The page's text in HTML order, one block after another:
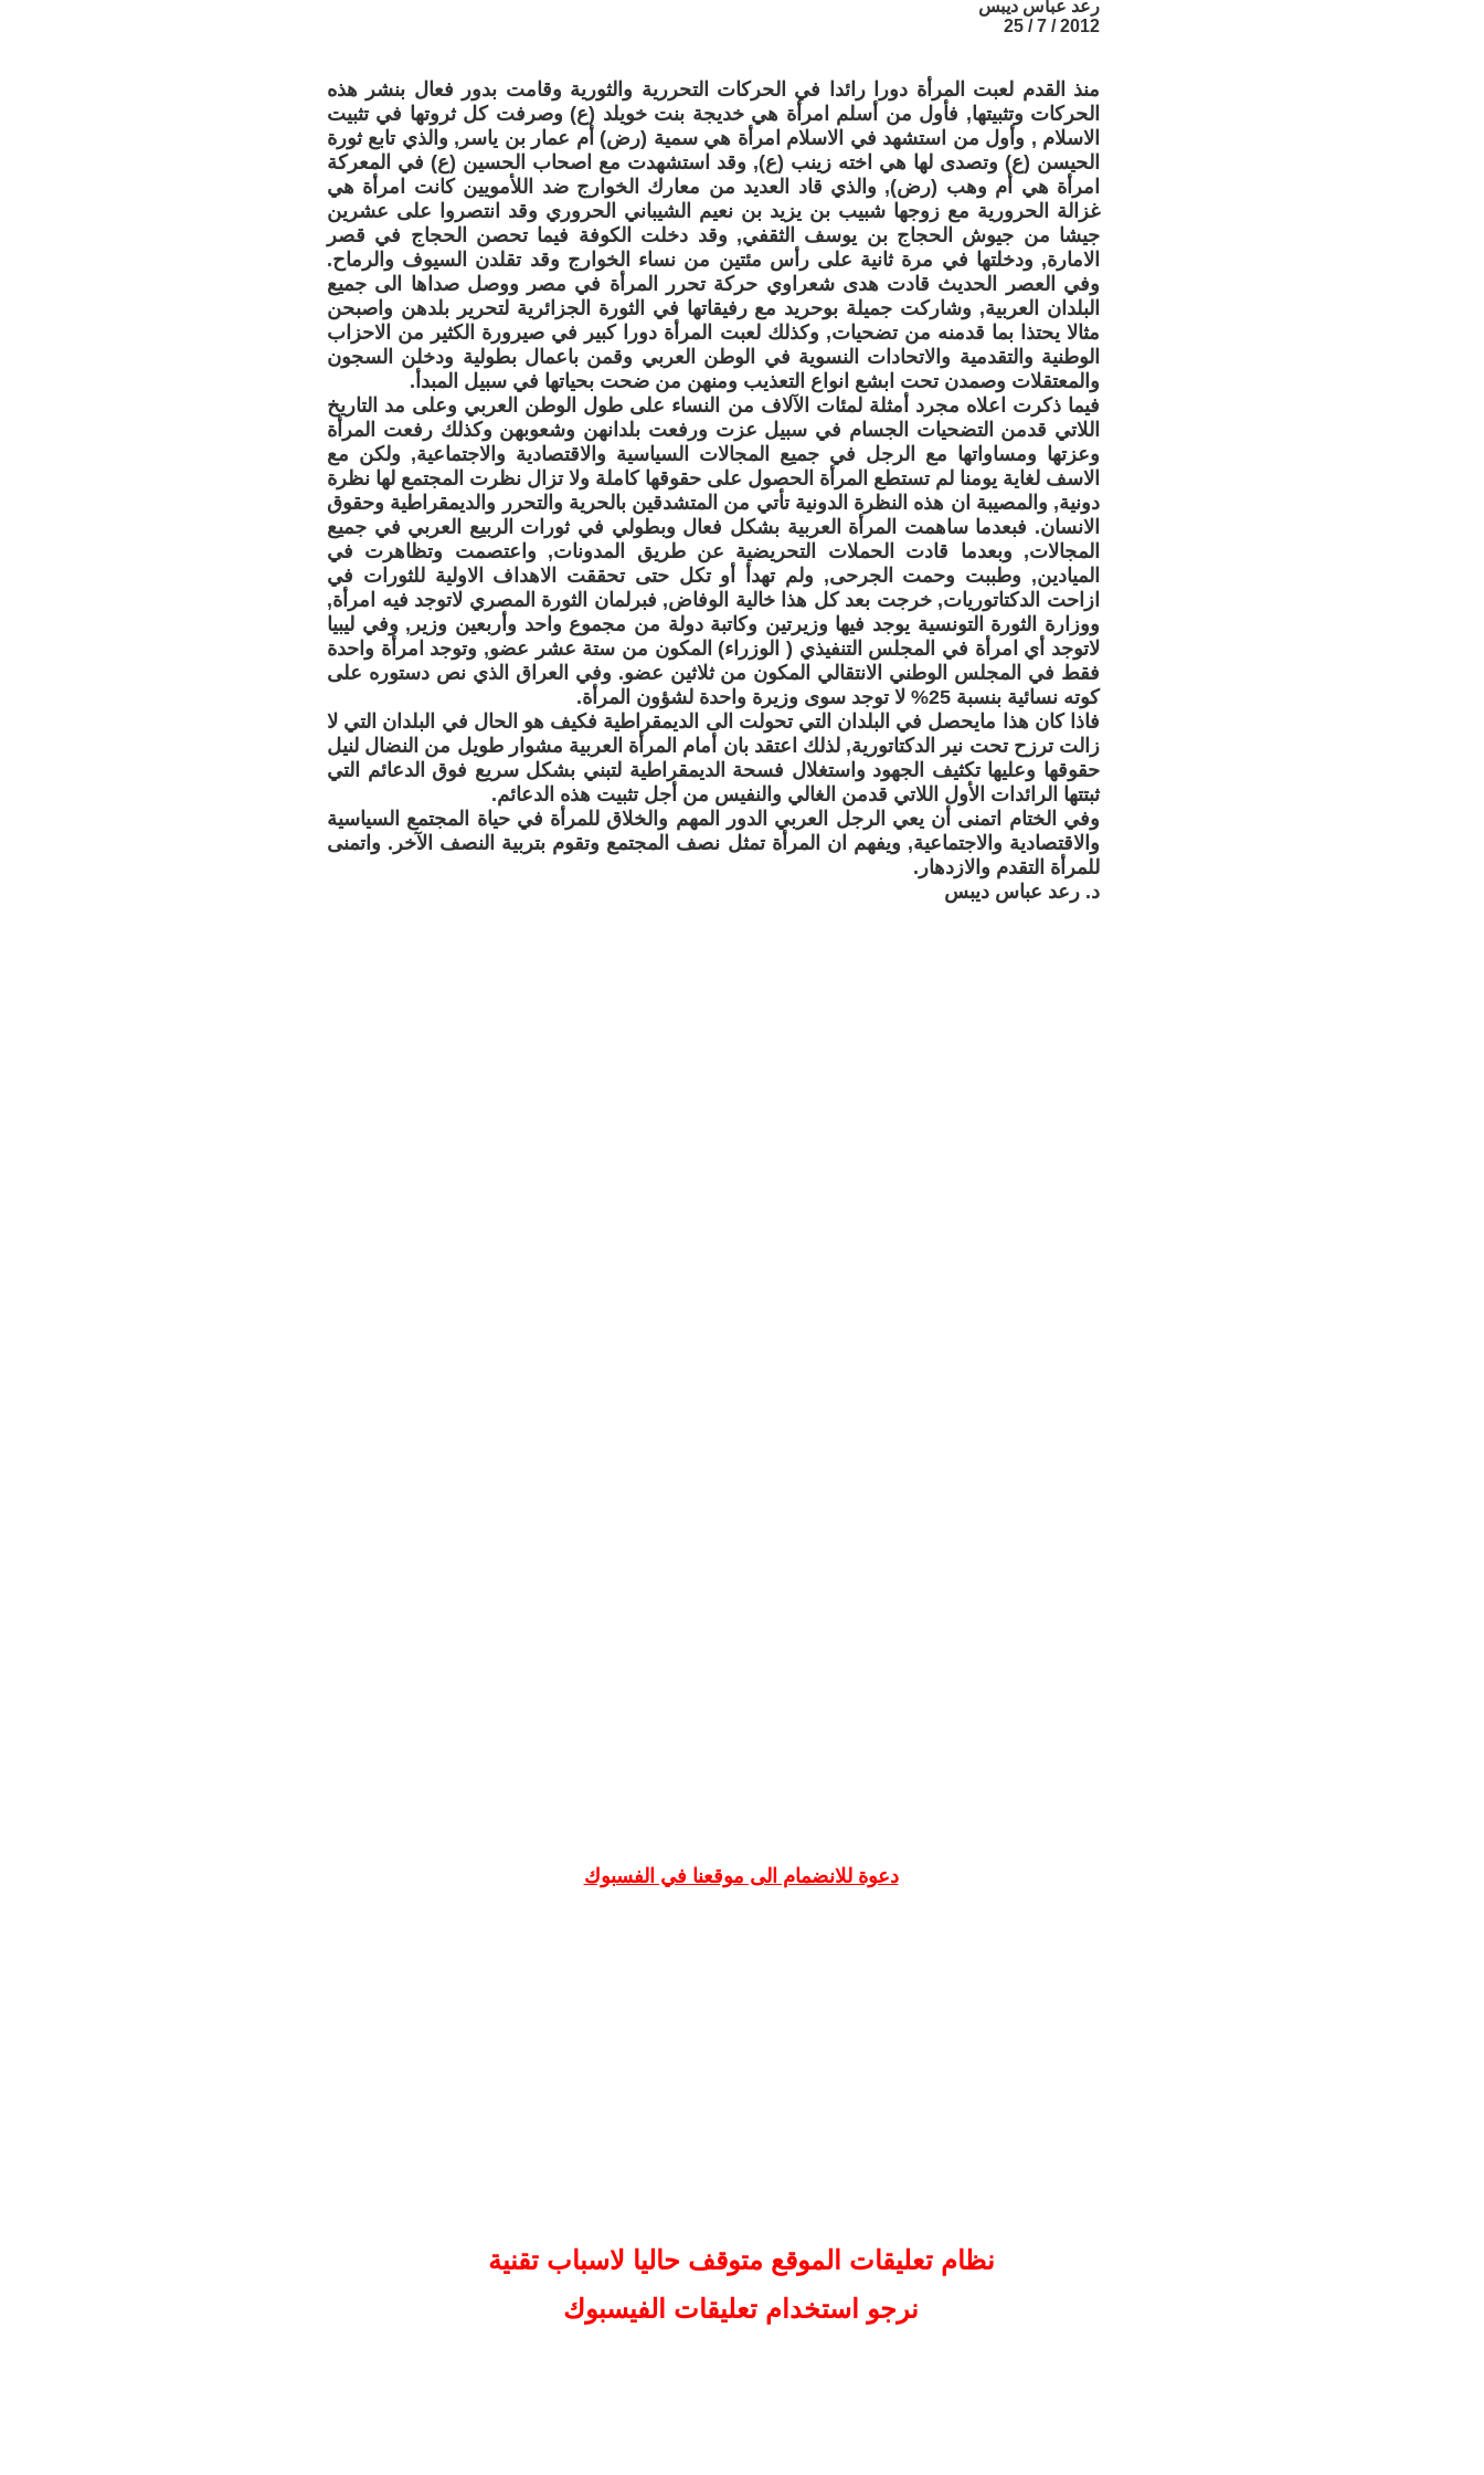
رعد عباس ديبس
2012 / 7 / 25
منذ القدم لعبت المرأة دورا رائدا في الحركات التحررية والثورية وقامت بدور فعال بنشر هذه
الحركات وتثبيتها, فأول من أسلم امرأة هي خديجة بنت خويلد (ع) وصرفت كل ثروتها في تثبيت
الاسلام , وأول من استشهد في الاسلام امرأة هي سمية (رض) أم عمار بن ياسر, والذي تابع ثورة
الحيسن (ع) وتصدى لها هي اخته زينب (ع), وقد استشهدت مع اصحاب الحسين (ع) في المعركة
امرأة هي أم وهب (رض), والذي قاد العديد من معارك الخوارج ضد اللأمويين كانت امرأة هي
غزالة الحرورية مع زوجها شبيب بن يزيد بن نعيم الشيباني الحروري وقد انتصروا على عشرين
جيشا من جيوش الحجاج بن يوسف الثقفي, وقد دخلت الكوفة فيما تحصن الحجاج في قصر
الامارة, ودخلتها في مرة ثانية على رأس مئتين من نساء الخوارج وقد تقلدن السيوف والرماح.
وفي العصر الحديث قادت هدى شعراوي حركة تحرر المرأة في مصر ووصل صداها الى جميع
البلدان العربية, وشاركت جميلة بوحريد مع رفيقاتها في الثورة الجزائرية لتحرير بلدهن واصبحن
مثالا يحتذا بما قدمنه من تضحيات, وكذلك لعبت المرأة دورا كبير في صيرورة الكثير من الاحزاب
الوطنية والتقدمية والاتحادات النسوية في الوطن العربي وقمن باعمال بطولية ودخلن السجون
والمعتقلات وصمدن تحت ابشع انواع التعذيب ومنهن من ضحت بحياتها في سبيل المبدأ.
فيما ذكرت اعلاه مجرد أمثلة لمئات الآلاف من النساء على طول الوطن العربي وعلى مد التاريخ
اللاتي قدمن التضحيات الجسام في سبيل عزت ورفعت بلدانهن وشعوبهن وكذلك رفعت المرأة
وعزتها ومساواتها مع الرجل في جميع المجالات السياسية والاقتصادية والاجتماعية, ولكن مع
الاسف لغاية يومنا لم تستطع المرأة الحصول على حقوقها كاملة ولا تزال نظرت المجتمع لها نظرة
دونية, والمصيبة ان هذه النظرة الدونية تأتي من المتشدقين بالحرية والتحرر والديمقراطية وحقوق
الانسان. فبعدما ساهمت المرأة العربية بشكل فعال وبطولي في ثورات الربيع العربي في جميع
المجالات, وبعدما قادت الحملات التحريضية عن طريق المدونات, واعتصمت وتظاهرت في
الميادين, وطببت وحمت الجرحى, ولم تهدأ أو تكل حتى تحققت الاهداف الاولية للثورات في
ازاحت الدكتاتوريات, خرجت بعد كل هذا خالية الوفاض, فبرلمان الثورة المصري لاتوجد فيه امرأة,
ووزارة الثورة التونسية يوجد فيها وزيرتين وكاتبة دولة من مجموع واحد وأربعين وزير, وفي ليبيا
لاتوجد أي امرأة في المجلس التنفيذي ( الوزراء) المكون من ستة عشر عضو, وتوجد امرأة واحدة
فقط في المجلس الوطني الانتقالي المكون من ثلاثين عضو. وفي العراق الذي نص دستوره على
كوته نسائية بنسبة 25% لا توجد سوى وزيرة واحدة لشؤون المرأة.
فاذا كان هذا مايحصل في البلدان التي تحولت الى الديمقراطية فكيف هو الحال في البلدان التي لا
زالت ترزح تحت نير الدكتاتورية, لذلك اعتقد بان أمام المرأة العربية مشوار طويل من النضال لنيل
حقوقها وعليها تكثيف الجهود واستغلال فسحة الديمقراطية لتبني بشكل سريع فوق الدعائم التي
ثبتتها الرائدات الأول اللاتي قدمن الغالي والنفيس من أجل تثبيت هذه الدعائم.
وفي الختام اتمنى أن يعي الرجل العربي الدور المهم والخلاق للمرأة في حياة المجتمع السياسية
والاقتصادية والاجتماعية, ويفهم ان المرأة تمثل نصف المجتمع وتقوم بتربية النصف الآخر. واتمنى
للمرأة التقدم والازدهار.
د. رعد عباس ديبس
دعوة للانضمام الى موقعنا في الفسبوك
نظام تعليقات الموقع متوقف حاليا لاسباب تقنية
نرجو استخدام تعليقات الفيسبوك